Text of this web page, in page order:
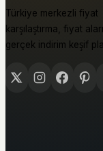
Türkiye merkezli fiyat
karşılaştırma, fiyat
gerçek indirim keşif